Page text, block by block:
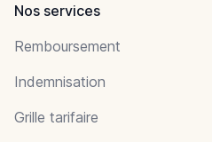
Nos services
Remboursement
Indemnisation
Grille tarifaire